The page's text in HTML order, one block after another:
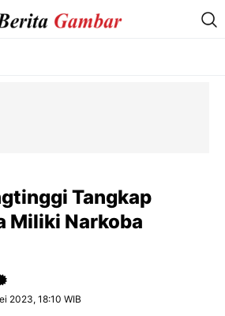
Tangkap
Miliki Narkoba
2023, 18:10 WIB